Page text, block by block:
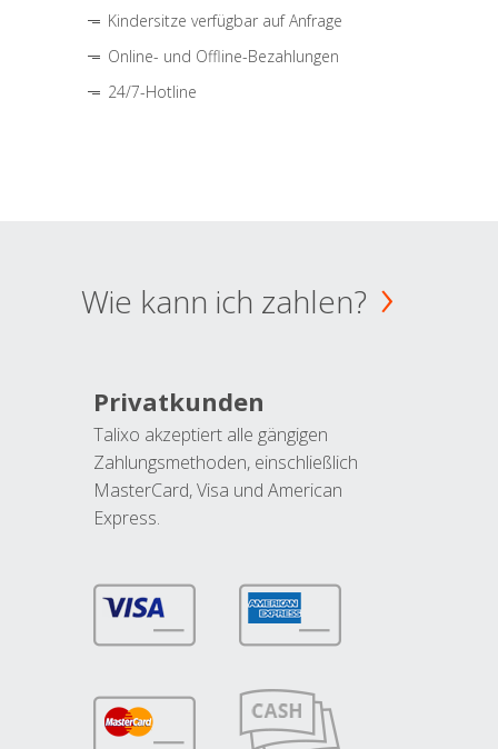
Kindersitze verfügbar auf Anfrage
Online- und Offline-Bezahlungen
24/7-Hotline
Wie kann ich zahlen?
Privatkunden
Talixo akzeptiert alle gängigen
Zahlungsmethoden, einschließlich
MasterCard, Visa und American
Express.